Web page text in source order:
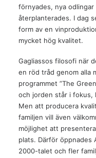
förnyades, nya
återplanterades. I dag
form av en
mycket hög kvalitet.
Gagliassos filosofi när
en röd tråd genom alla
programmet ”The
och jorden står i fokus,
Men att producera
familjen vill även
möjlighet att
plats. Därför öppnades
2000-talet och fler